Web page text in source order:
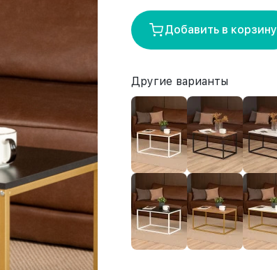
Добавить в корзину
Другие варианты